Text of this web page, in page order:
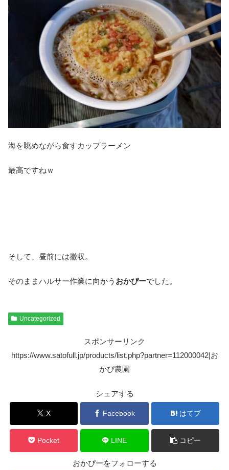
海を眺めながら食すカップラーメン
最高ですねｗ
そして、昼前には撤収。
そのままハルサー作業に向かう おかぴーでした。
Uncategorized
スポンサーリンク
https://www.satofull.jp/products/list.php?partner=112000042|お
かぴ農園
シェアする
X Facebook はてブ
Pocket LINE コピー
おかぴーをフォローする